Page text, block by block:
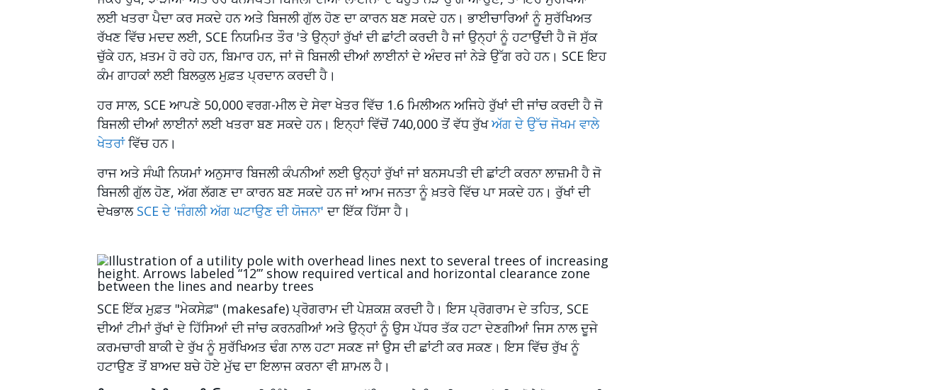
ਲਈ ਖਤਰਾ ਪੈਦਾ ਕਰ ਸਕਦੇ ਹਨ ਅਤੇ ਬਿਜਲੀ ਗੁੱਲ ਹੋਣ ਦਾ ਕਾਰਨ ਬਣ ਸਕਦੇ ਹਨ। ਭਾਈਚਾਰਿਆਂ ਨੂੰ ਸੁਰੱਖਿਅਤ
ਰੱਖਣ ਵਿੱਚ ਮਦਦ ਲਈ, SCE ਨਿਯਮਿਤ ਤੌਰ 'ਤੇ ਉਨ੍ਹਾਂ ਰੁੱਖਾਂ ਦੀ ਛਾਂਟੀ ਕਰਦੀ ਹੈ ਜਾਂ ਉਨ੍ਹਾਂ ਨੂੰ ਹਟਾਉਂਦੀ ਹੈ ਜੋ ਸੁੱਕ
ਚੁੱਕੇ ਹਨ, ਖ਼ਤਮ ਹੋ ਰਹੇ ਹਨ, ਬਿਮਾਰ ਹਨ, ਜਾਂ ਜੋ ਬਿਜਲੀ ਦੀਆਂ ਲਾਈਨਾਂ ਦੇ ਅੰਦਰ ਜਾਂ ਨੇੜੇ ਉੱਗ ਰਹੇ ਹਨ। SCE ਇਹ
ਕੰਮ ਗਾਹਕਾਂ ਲਈ ਬਿਲਕੁਲ ਮੁਫ਼ਤ ਪ੍ਰਦਾਨ ਕਰਦੀ ਹੈ।
ਹਰ ਸਾਲ, SCE ਆਪਣੇ 50,000 ਵਰਗ-ਮੀਲ ਦੇ ਸੇਵਾ ਖੇਤਰ ਵਿੱਚ 1.6 ਮਿਲੀਅਨ ਅਜਿਹੇ ਰੁੱਖਾਂ ਦੀ ਜਾਂਚ ਕਰਦੀ ਹੈ ਜੋ
ਬਿਜਲੀ ਦੀਆਂ ਲਾਈਨਾਂ ਲਈ ਖਤਰਾ ਬਣ ਸਕਦੇ ਹਨ। ਇਨ੍ਹਾਂ ਵਿੱਚੋਂ 740,000 ਤੋਂ ਵੱਧ ਰੁੱਖਅੱਗ ਦੇ ਉੱਚ ਜੋਖਮ ਵਾਲੇ
ਖੇਤਰਾਂਵਿੱਚ ਹਨ।
ਰਾਜ ਅਤੇ ਸੰਘੀ ਨਿਯਮਾਂ ਅਨੁਸਾਰ ਬਿਜਲੀ ਕੰਪਨੀਆਂ ਲਈ ਉਨ੍ਹਾਂ ਰੁੱਖਾਂ ਜਾਂ ਬਨਸਪਤੀ ਦੀ ਛਾਂਟੀ ਕਰਨਾ ਲਾਜ਼ਮੀ ਹੈ ਜੋ
ਬਿਜਲੀ ਗੁੱਲ ਹੋਣ, ਅੱਗ ਲੱਗਣ ਦਾ ਕਾਰਨ ਬਣ ਸਕਦੇ ਹਨ ਜਾਂ ਆਮ ਜਨਤਾ ਨੂੰ ਖ਼ਤਰੇ ਵਿੱਚ ਪਾ ਸਕਦੇ ਹਨ। ਰੁੱਖਾਂ ਦੀ
ਦੇਖਭਾਲ SCE ਦੇ 'ਜੰਗਲੀ ਅੱਗ ਘਟਾਉਣ ਦੀ ਯੋਜਨਾ' ਦਾ ਇੱਕ ਹਿੱਸਾ ਹੈ।
Image
SCE ਇੱਕ ਮੁਫ਼ਤ "ਮੇਕਸੇਫ਼" (makesafe) ਪ੍ਰੋਗਰਾਮ ਦੀ ਪੇਸ਼ਕਸ਼ ਕਰਦੀ ਹੈ। ਇਸ ਪ੍ਰੋਗਰਾਮ ਦੇ ਤਹਿਤ, SCE
ਦੀਆਂ ਟੀਮਾਂ ਰੁੱਖਾਂ ਦੇ ਹਿੱਸਿਆਂ ਦੀ ਜਾਂਚ ਕਰਨਗੀਆਂ ਅਤੇ ਉਨ੍ਹਾਂ ਨੂੰ ਉਸ ਪੱਧਰ ਤੱਕ ਹਟਾ ਦੇਣਗੀਆਂ ਜਿਸ ਨਾਲ ਦੂਜੇ
ਕਰਮਚਾਰੀ ਬਾਕੀ ਦੇ ਰੁੱਖ ਨੂੰ ਸੁਰੱਖਿਅਤ ਢੰਗ ਨਾਲ ਹਟਾ ਸਕਣ ਜਾਂ ਉਸ ਦੀ ਛਾਂਟੀ ਕਰ ਸਕਣ। ਇਸ ਵਿੱਚ ਰੁੱਖ ਨੂੰ
ਹਟਾਉਣ ਤੋਂ ਬਾਅਦ ਬਚੇ ਹੋਏ ਮੁੱਢ ਦਾ ਇਲਾਜ ਕਰਨਾ ਵੀ ਸ਼ਾਮਲ ਹੈ।